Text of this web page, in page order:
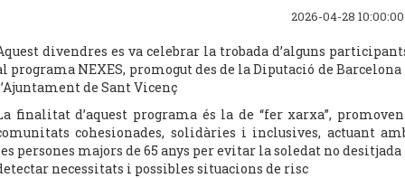
2026-04-28 10:00:00
divendres es va celebrar la trobada d’alguns
programa NEXES, promogut des de la Diputació de
de Sant Vicenç
finalitat d’aquest programa és la de “fer xarxa”,
cohesionades, solidàries i inclusives, actuant
persones majors de 65 anys per evitar la soledat no
necessitats i possibles situacions de risc